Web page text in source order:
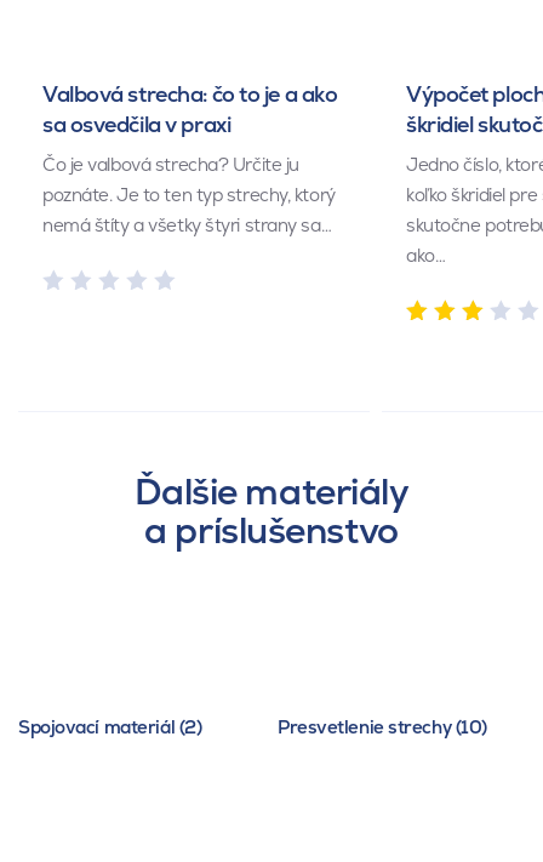
Valbová strecha: čo to je a ako
sa osvedčila v praxi
Čo je valbová strecha? Určite ju
poznáte. Je to ten typ strechy, ktorý
nemá štíty a všetky štyri strany sa…
Výpočet
škridiel
Jedno číslo,
koľko škridiel
skutočne
ako…
Ďalšie materiály
a príslušenstvo
Spojovací materiál (2) Presvetlenie strechy (10)